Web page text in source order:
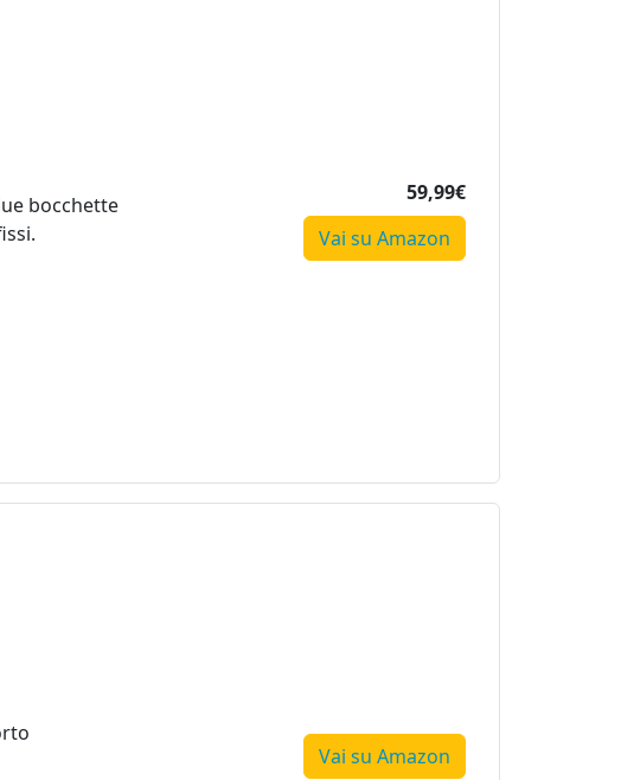
bocchette
59,99€
Vai su Amazon
Vai su Amazon